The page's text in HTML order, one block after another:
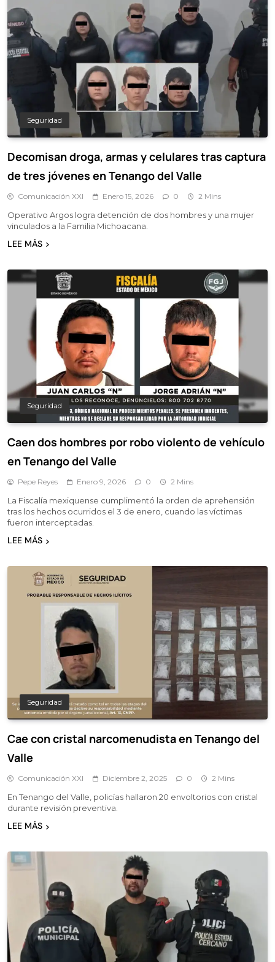
Seguridad
Decomisan droga, armas y celulares tras captura
de tres jóvenes en Tenango del Valle
Comunicación XXI Enero 15, 2026 0 2 Mins
Operativo Argos logra detención de dos hombres y una mujer
vinculados a la Familia Michoacana.
LEE MÁS
Seguridad
Caen dos hombres por robo violento de vehículo
en Tenango del Valle
Pepe Reyes Enero 9, 2026 0 2 Mins
La Fiscalía mexiquense cumplimentó la orden de aprehensión
tras los hechos ocurridos el 3 de enero, cuando las víctimas
fueron interceptadas.
LEE MÁS
Seguridad
Cae con cristal narcomenudista en Tenango del
Valle
Comunicación XXI Diciembre 2, 2025 0 2 Mins
En Tenango del Valle, policías hallaron 20 envoltorios con cristal
durante revisión preventiva.
LEE MÁS